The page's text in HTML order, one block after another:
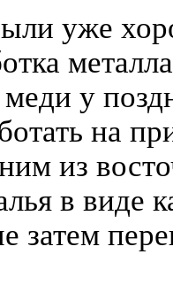
уже
у
на
из
в виде
затем